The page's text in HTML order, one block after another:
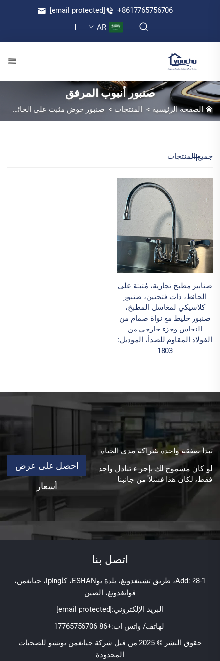
+8617765756706
[email protected]
AR
صنبور أنبوب المرفق
الصفحة الرئيسية > المنتجات > صنبور حوض مثبت على الحائط
جميع المنتجات
صنابير مطبخ تجارية، مُثبتة على
الحائط، ذات فتحتين، صنبور
كلاسيكي لمغاسل المطبخ،
صنبور خليط مع نواة صمام من
النحاس وجزء خارجي من
الفولاذ المقاوم للصدأ، الموديل:
1803
تبدأ صفقة واحدة شراكة مدى الحياة
لو كان مسموح لك بإجراء تبادل واحد
فقط، لكان هذا فشلاً من جانبنا
احصل على عرض
أسعار
اتصل بنا
Add: 28-1، طريق تشينغدونغ، بلدة يوESHAN، كاiping، جيانغمن،
قوانغدونغ، الصين
البريد الإلكتروني:[email protected]
الهاتف/ واتس اب:+86 17765756706
حقوق النشر © 2025 من قبل شركة جيانغمن يوتشو للصحيات
المحدودة